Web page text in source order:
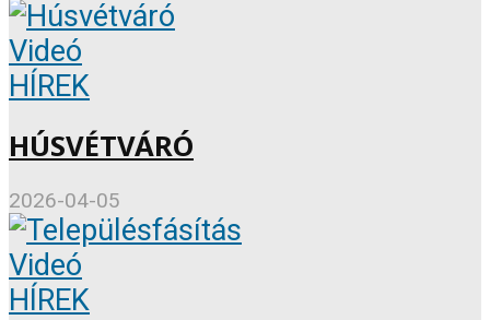
Videó
HÍREK
HÚSVÉTVÁRÓ
2026-04-05
Videó
HÍREK